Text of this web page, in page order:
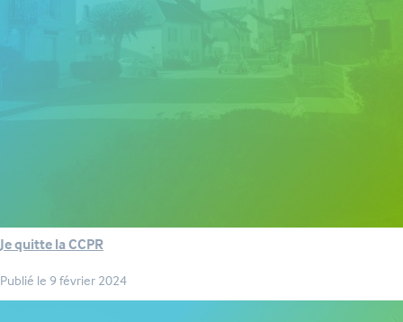
Je quitte la CCPR
Publié le 9 février 2024